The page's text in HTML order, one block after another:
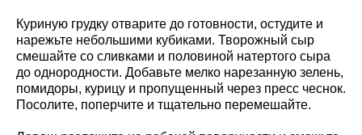
Куриную грудку отварите до готовности, остудите и
нарежьте небольшими кубиками. Творожный сыр
смешайте со сливками и половиной натертого сыра
до однородности. Добавьте мелко нарезанную зелень,
помидоры, курицу и пропущенный через пресс чеснок.
Посолите, поперчите и тщательно перемешайте.